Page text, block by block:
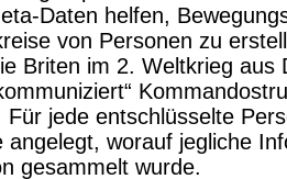
Daten helfen,
von Personen zu
Briten im 2. Weltkrieg aus
Für jede entschlüsselte
angelegt, worauf jegliche
gesammelt wurde.